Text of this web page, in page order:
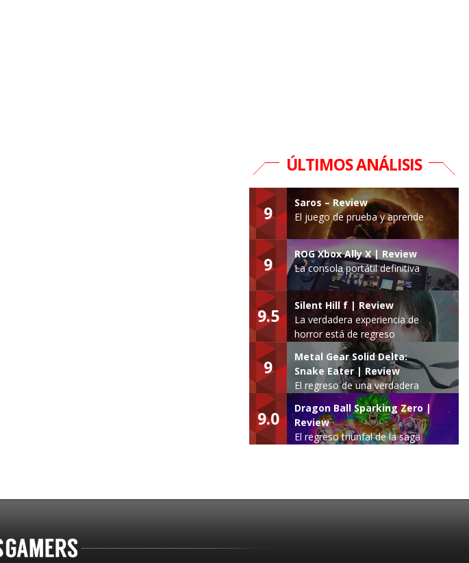
ÚLTIMOS ANÁLISIS
9
Saros – Review
El juego de prueba y aprende
9
ROG Xbox Ally X | Review
La consola portátil definitiva
9.5
Silent Hill f | Review
La verdadera experiencia de
horror está de regreso
9
Metal Gear Solid Delta:
Snake Eater | Review
El regreso de una verdadera
leyenda
9.0
Dragon Ball Sparking Zero |
Review
El regreso triunfal de la saga